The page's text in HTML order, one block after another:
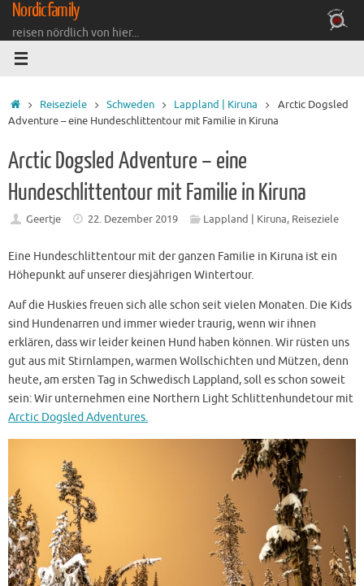
Zum
Inhalt
springen
Nordicfamily
reisen nördlich von hier...
Startseite
Reiseziele Schweden Lappland | Kiruna
Arctic Dogsled
Adventure – eine Hundeschlittentour mit Familie in Kiruna
Arctic Dogsled Adventure – eine
Hundeschlittentour mit Familie in Kiruna
Geertje 22. Dezember 2019 Lappland | Kiruna, Reiseziele
Eine Hundeschlittentour mit der ganzen Familie in Kiruna ist ein
Höhepunkt auf unserer diesjährigen Wintertour.
Auf die Huskies freuen sich alle schon seit vielen Monaten. Die Kids
sind Hundenarren und immer wieder traurig, wenn wir ihnen
erklären, dass wir leider keinen Hund haben können. Wir rüsten uns
gut aus mit Stirnlampen, warmen Wollschichten und Mützen, denn
heute, am ersten Tag in Schwedisch Lappland, soll es schon soweit
sein: Wir unternehmen eine Northern Light Schlittenhundetour mit
Arctic Dogsled Adventures.